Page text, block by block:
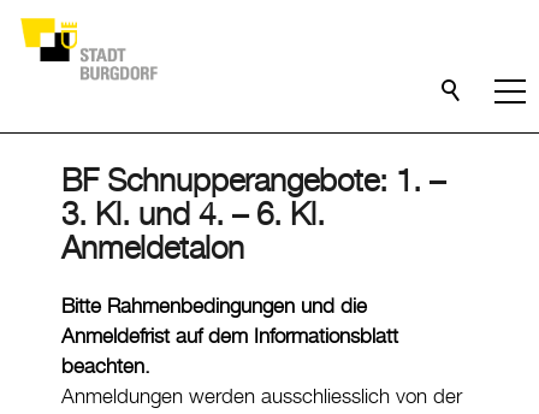
BF Schnupperangebote: 1. –
3. Kl. und 4. – 6. Kl.
Anmeldetalon
Bitte Rahmenbedingungen und die
Anmeldefrist auf dem Informationsblatt
beachten.
Anmeldungen werden ausschliesslich von der